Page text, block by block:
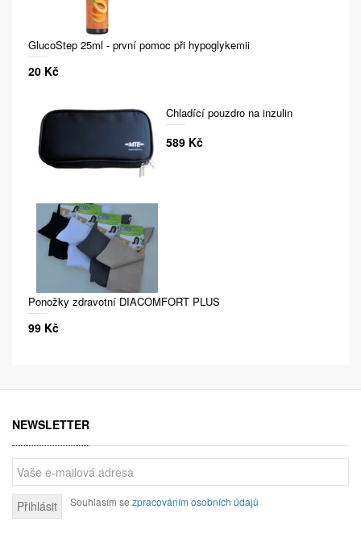
GlucoStep 25ml - první pomoc při hypoglykemii
20 Kč
Chladící pouzdro na inzulin
589 Kč
Ponožky zdravotní DIACOMFORT PLUS
99 Kč
NEWSLETTER
Přihlásit Souhlasím se zpracováním osobních údajů